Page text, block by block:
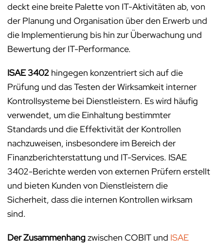
deckt eine breite Palette von IT-Aktivitäten ab, von
der Planung und Organisation über den Erwerb und
die Implementierung bis hin zur Überwachung und
Bewertung der IT-Performance.
ISAE 3402 hingegen konzentriert sich auf die
Prüfung und das Testen der Wirksamkeit interner
Kontrollsysteme bei Dienstleistern. Es wird häufig
verwendet, um die Einhaltung bestimmter
Standards und die Effektivität der Kontrollen
nachzuweisen, insbesondere im Bereich der
Finanzberichterstattung und IT-Services. ISAE
3402-Berichte werden von externen Prüfern erstellt
und bieten Kunden von Dienstleistern die
Sicherheit, dass die internen Kontrollen wirksam
sind.
Der Zusammenhangzwischen COBIT und ISAE